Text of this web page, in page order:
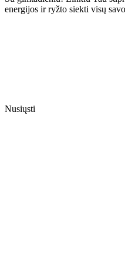
energijos ir ryžto siekti visų
Nusiųsti